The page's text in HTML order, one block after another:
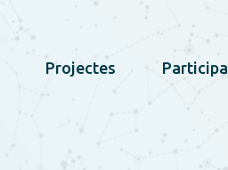
Projectes Participa